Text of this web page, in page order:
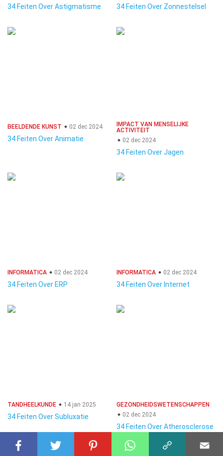
34 Feiten Over Astigmatisme 34 Feiten Over Zonnestelsel
BEELDENDE KUNST 02 dec 2024
34 Feiten Over Animatie
IMPACT VAN MENSELIJKE
ACTIVITEIT
02 dec 2024
34 Feiten Over Jagen
INFORMATICA 02 dec 2024
34 Feiten Over ERP
INFORMATICA 02 dec 2024
34 Feiten Over Internet
TANDHEELKUNDE 14 jan 2025
34 Feiten Over Subluxatie
GEZONDHEIDSWETENSCHAPPEN
02 dec 2024
34 Feiten Over Atherosclerose